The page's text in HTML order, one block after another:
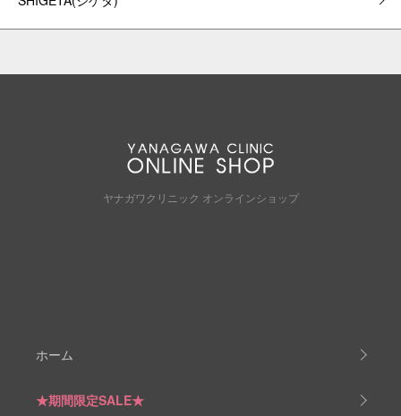
ヤナガワクリニック オンラインショップ
ホーム
★期間限定SALE★